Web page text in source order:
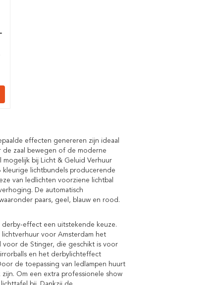
effecten genereren zijn ideaal
zaal bewegen of de moderne
mogelijk bij Licht & Geluid Verhuur
kleurige lichtbundels producerende
van ledlichten voorziene lichtbal
De automatisch
paars, geel, blauw en rood.
effect een uitstekende keuze.
lichtverhuur voor Amsterdam het
voor de Stinger, die geschikt is voor
en het derbylichteffect
de toepassing van ledlampen huurt
Om een extra professionele show